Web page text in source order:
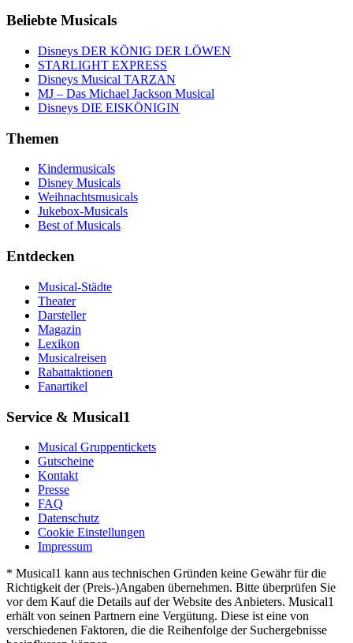
Beliebte Musicals
Disneys DER KÖNIG DER LÖWEN
STARLIGHT EXPRESS
Disneys Musical TARZAN
MJ – Das Michael Jackson Musical
Disneys DIE EISKÖNIGIN
Themen
Kindermusicals
Disney Musicals
Weihnachtsmusicals
Jukebox-Musicals
Best of Musicals
Entdecken
Musical-Städte
Theater
Darsteller
Magazin
Lexikon
Musicalreisen
Rabattaktionen
Fanartikel
Service & Musical1
Musical Gruppentickets
Gutscheine
Kontakt
Presse
FAQ
Datenschutz
Cookie Einstellungen
Impressum
* Musical1 kann aus technischen Gründen keine Gewähr für die
Richtigkeit der (Preis-)Angaben übernehmen. Bitte überprüfen Sie
vor dem Kauf die Details auf der Website des Anbieters. Musical1
erhält von seinen Partnern eine Vergütung. Diese ist eine von
verschiedenen Faktoren, die die Reihenfolge der Suchergebnisse